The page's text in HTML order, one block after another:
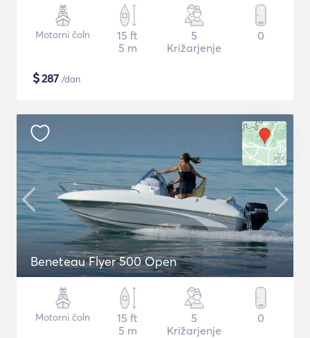
Motorni čoln
15 ft
5 m
5
Križarjenje
0
$287 /dan
Beneteau Flyer 500 Open
Motorni čoln
15 ft
5 m
5
Križarjenje
0